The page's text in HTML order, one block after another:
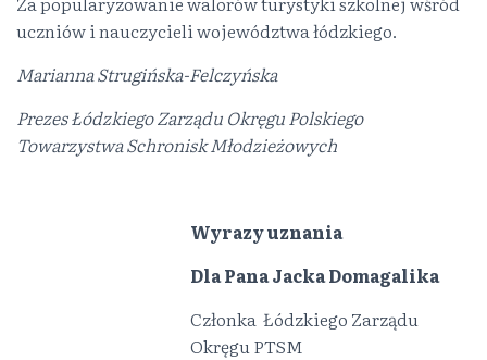
uczniów i nauczycieli województwa łódzkiego.
Marianna Strugińska-Felczyńska
Prezes Łódzkiego Zarządu Okręgu Polskiego
Towarzystwa Schronisk Młodzieżowych
Wyrazy uznania
Dla Pana Jacka Domagalika
Członka Łódzkiego Zarządu
Okręgu PTSM